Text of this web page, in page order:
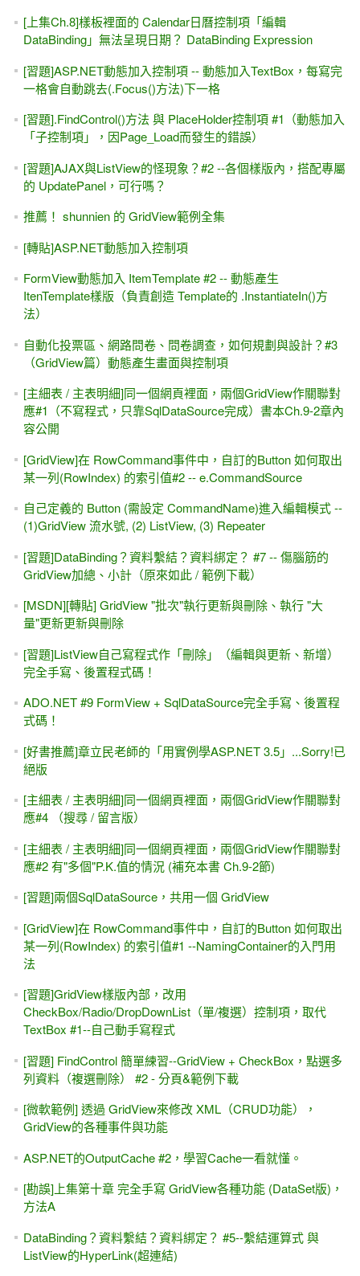
[上集Ch.8]樣板裡面的 Calendar日曆控制項「編輯
DataBinding」無法呈現日期？ DataBinding Expression
[習題]ASP.NET動態加入控制項 -- 動態加入TextBox，每寫完
一格會自動跳去(.Focus()方法)下一格
[習題].FindControl()方法 與 PlaceHolder控制項 #1（動態加入
「子控制項」，因Page_Load而發生的錯誤）
[習題]AJAX與ListView的怪現象？#2 --各個樣版內，搭配專屬
的 UpdatePanel，可行嗎？
推薦！ shunnien 的 GridView範例全集
[轉貼]ASP.NET動態加入控制項
FormView動態加入 ItemTemplate #2 -- 動態產生
ItenTemplate樣版（負責創造 Template的 .InstantiateIn()方
法）
自動化投票區、網路問卷、問卷調查，如何規劃與設計？#3
（GridView篇）動態產生畫面與控制項
[主細表 / 主表明細]同一個網頁裡面，兩個GridView作關聯對
應#1（不寫程式，只靠SqlDataSource完成）書本Ch.9-2章內
容公開
[GridView]在 RowCommand事件中，自訂的Button 如何取出
某一列(RowIndex) 的索引值#2 -- e.CommandSource
自己定義的 Button (需設定 CommandName)進入編輯模式 --
(1)GridView 流水號, (2) ListView, (3) Repeater
[習題]DataBinding？資料繫結？資料綁定？ #7 -- 傷腦筋的
GridView加總、小計（原來如此 / 範例下載）
[MSDN][轉貼] GridView "批次"執行更新與刪除、執行 "大
量"更新更新與刪除
[習題]ListView自己寫程式作「刪除」（編輯與更新、新增）
完全手寫、後置程式碼！
ADO.NET #9 FormView + SqlDataSource完全手寫、後置程
式碼！
[好書推薦]章立民老師的「用實例學ASP.NET 3.5」...Sorry!已
絕版
[主細表 / 主表明細]同一個網頁裡面，兩個GridView作關聯對
應#4 （搜尋 / 留言版）
[主細表 / 主表明細]同一個網頁裡面，兩個GridView作關聯對
應#2 有"多個"P.K.值的情況 (補充本書 Ch.9-2節)
[習題]兩個SqlDataSource，共用一個 GridView
[GridView]在 RowCommand事件中，自訂的Button 如何取出
某一列(RowIndex) 的索引值#1 --NamingContainer的入門用
法
[習題]GridView樣版內部，改用
CheckBox/Radio/DropDownList（單/複選）控制項，取代
TextBox #1--自己動手寫程式
[習題] FindControl 簡單練習--GridView + CheckBox，點選多
列資料（複選刪除） #2 - 分頁&範例下載
[微軟範例] 透過 GridView來修改 XML（CRUD功能），
GridView的各種事件與功能
ASP.NET的OutputCache #2，學習Cache一看就懂。
[勘誤]上集第十章 完全手寫 GridView各種功能 (DataSet版)，
方法A
DataBinding？資料繫結？資料綁定？ #5--繫結運算式 與
ListView的HyperLink(超連結)